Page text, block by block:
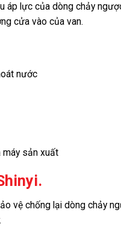
áp lực của dòng chảy
cửa vào của van.
nước
máy sản xuất
vệ chống lại dòng chảy